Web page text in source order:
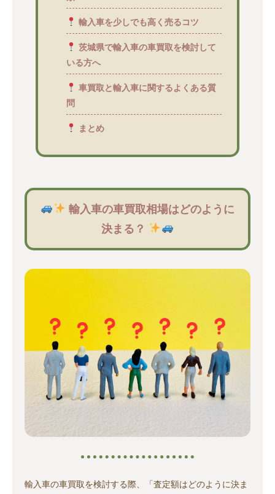
輸入車を少しでも高く売るコツ
茨城県で輸入車の車買取を検討して
いる方へ
車買取と輸入車に関するよくある質
問
まとめ
輸入車の車買取相場はどのように
決まる？
輸入車の車買取を検討する際、「査定額はどのように決ま